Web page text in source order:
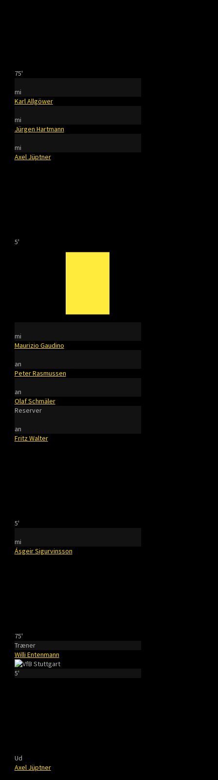
75'
mi
Karl Allgöwer
mi
Jürgen Hartmann
mi
Axel Jüptner
5'
mi
Maurizio Gaudino
an
Peter Rasmussen
an
Olaf Schmäler
Reserver
an
Fritz Walter
5'
mi
Ásgeir Sigurvinsson
75'
Træner
Willi Entenmann
5'
Ud
Axel Jüptner